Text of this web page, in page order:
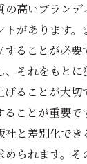
高いブランデ
トがあります
することが必要
それをもとに
げることが大切
ることが重要で
社と差別化で
められます。